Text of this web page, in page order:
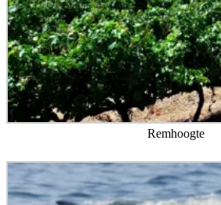
Remhoogte